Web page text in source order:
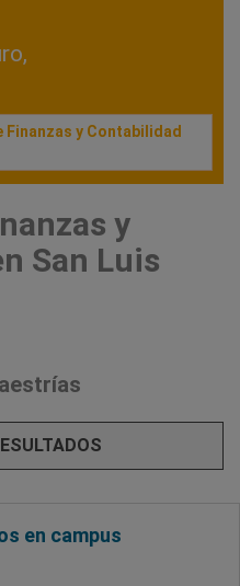
Finanzas y Contabilidad
y
San Luis
en campus